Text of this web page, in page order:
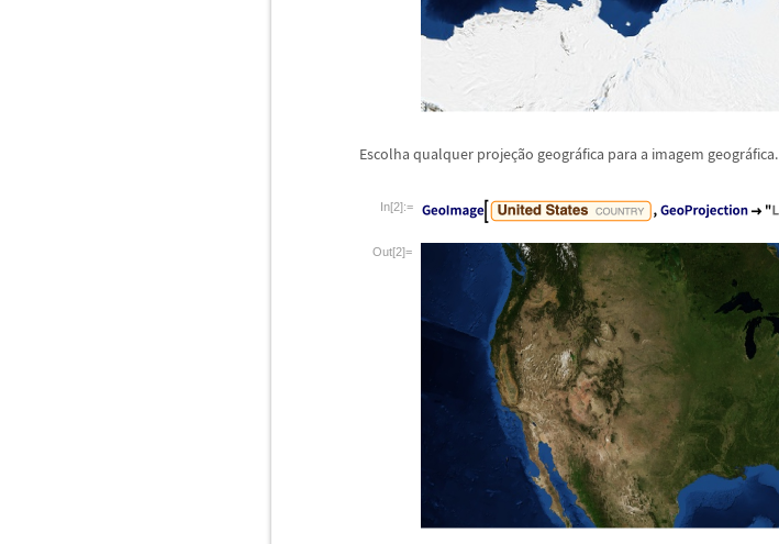
Escolha qualquer projeção geográfica para a imagem geográfica.
In[2]:=
Out[2]=